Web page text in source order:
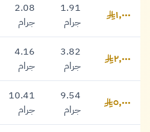
١,٠٠٠ ريال
١,٠٠٠
1.91
جرام
2.08
جرام
٢,٠٠٠ ريال
٢,٠٠٠
3.82
جرام
4.16
جرام
٥,٠٠٠ ريال
٥,٠٠٠
9.54
جرام
10.41
جرام